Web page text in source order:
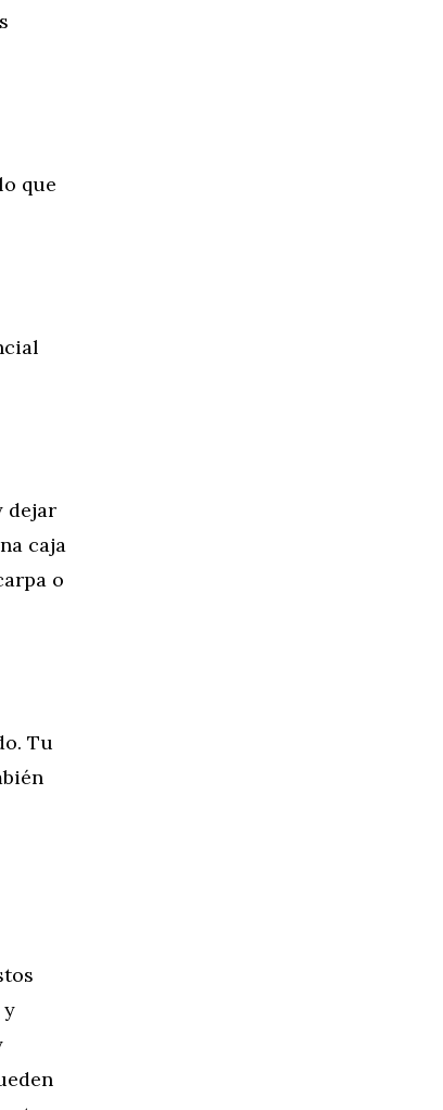
que
dejar
caja
o
Tu
y